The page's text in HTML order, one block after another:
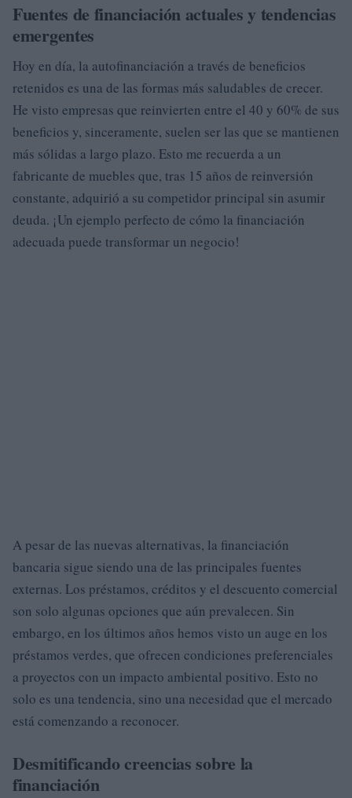
Fuentes de financiación actuales y tendencias
emergentes
Hoy en día, la autofinanciación a través de beneficios
retenidos es una de las formas más saludables de crecer.
He visto empresas que reinvierten entre el 40 y 60% de sus
beneficios y, sinceramente, suelen ser las que se mantienen
más sólidas a largo plazo. Esto me recuerda a un
fabricante de muebles que, tras 15 años de reinversión
constante, adquirió a su competidor principal sin asumir
deuda. ¡Un ejemplo perfecto de cómo la financiación
adecuada puede transformar un negocio!
A pesar de las nuevas alternativas, la financiación
bancaria sigue siendo una de las principales fuentes
externas. Los préstamos, créditos y el descuento comercial
son solo algunas opciones que aún prevalecen. Sin
embargo, en los últimos años hemos visto un auge en los
préstamos verdes, que ofrecen condiciones preferenciales
a proyectos con un impacto ambiental positivo. Esto no
solo es una tendencia, sino una necesidad que el mercado
está comenzando a reconocer.
Desmitificando creencias sobre la
financiación